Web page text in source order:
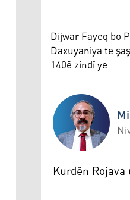
Dijwar Fayeq bo
Daxuyaniya te
140ê zindî ye
Mihemed Eli
Kurdên